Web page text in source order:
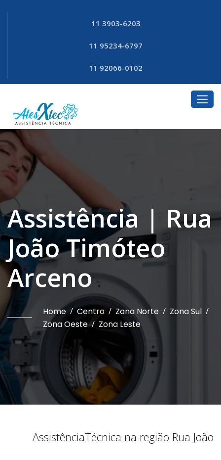
11 3903-6203
11 95234-6797
11 92066-0102
Assistência | Rua
João Timóteo
Arceno
Home / Centro / Zona Norte / Zona Sul /
Zona Oeste / Zona Leste
AssistênciaTécnica na região Rua João